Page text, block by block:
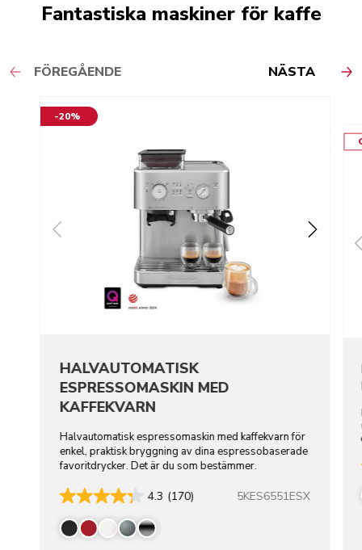
Fantastiska maskiner för kaffe
FÖREGÅENDE NÄSTA
-20%
HALVAUTOMATISK
ESPRESSOMASKIN MED
KAFFEKVARN
Halvautomatisk espressomaskin med kaffekvarn för
enkel, praktisk bryggning av dina espressobaserade
favoritdrycker. Det är du som bestämmer.
4.3 (170) 5KES6551ESX